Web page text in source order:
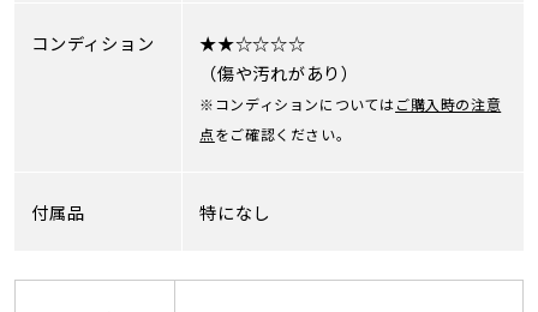
コンディション
★★☆☆☆☆
（傷や汚れがあり）
※コンディションについてはご購入時の注意
点をご確認ください。
付属品 特になし